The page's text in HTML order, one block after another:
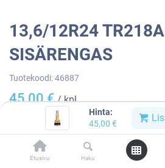
Hinta:
45,00 €
Etusivu Haku
13,6/12R24 TR218A
SISÄRENGAS
Tuotekoodi:46887
45,00€ / kpl
Heti
saatavilla: